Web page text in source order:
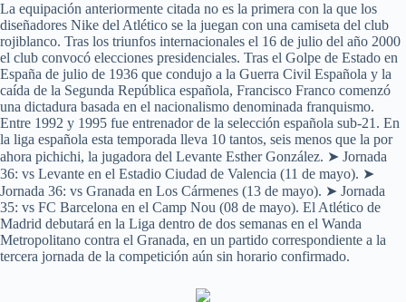
e
n
i
d
o
La equipación anteriormente citada no es la primera con la que los
diseñadores Nike del Atlético se la juegan con una camiseta del club
rojiblanco. Tras los triunfos internacionales el 16 de julio del año 2000
el club convocó elecciones presidenciales. Tras el Golpe de Estado en
España de julio de 1936 que condujo a la Guerra Civil Española y la
caída de la Segunda República española, Francisco Franco comenzó
una dictadura basada en el nacionalismo denominada franquismo.
Entre 1992 y 1995 fue entrenador de la selección española sub-21. En
la liga española esta temporada lleva 10 tantos, seis menos que la por
ahora pichichi, la jugadora del Levante Esther González. ➤ Jornada
36: vs Levante en el Estadio Ciudad de Valencia (11 de mayo). ➤
Jornada 36: vs Granada en Los Cármenes (13 de mayo). ➤ Jornada
35: vs FC Barcelona en el Camp Nou (08 de mayo). El Atlético de
Madrid debutará en la Liga dentro de dos semanas en el Wanda
Metropolitano contra el Granada, en un partido correspondiente a la
tercera jornada de la competición aún sin horario confirmado.